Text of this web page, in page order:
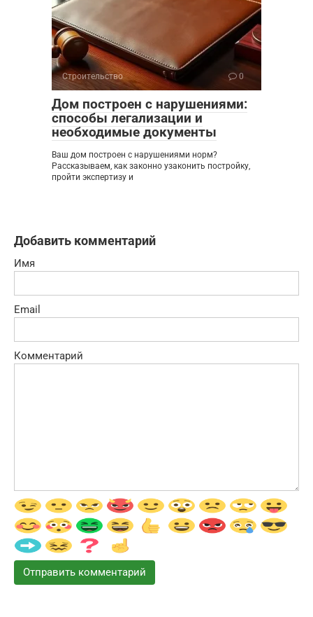
Строительство 0
Дом построен с нарушениями:
способы легализации и
необходимые документы
Ваш дом построен с нарушениями норм?
Рассказываем, как законно узаконить постройку,
пройти экспертизу и
Добавить комментарий
Имя
Email
Комментарий